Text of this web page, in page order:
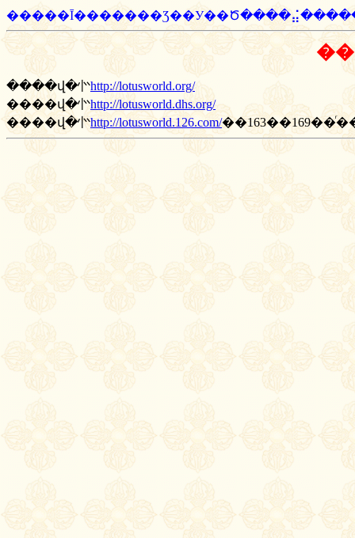
��
����վ�㣺http://lotusworld.org/
����վ�㣺http://lotusworld.dhs.org/
����վ�㣺http://lotusworld.126.com/